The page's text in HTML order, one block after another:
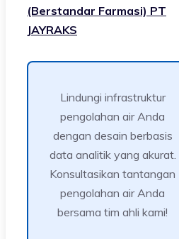
(Berstandar Farmasi) PT
JAYRAKS
Lindungi infrastruktur
pengolahan air Anda
dengan desain berbasis
data analitik yang akurat.
Konsultasikan tantangan
pengolahan air Anda
bersama tim ahli kami!